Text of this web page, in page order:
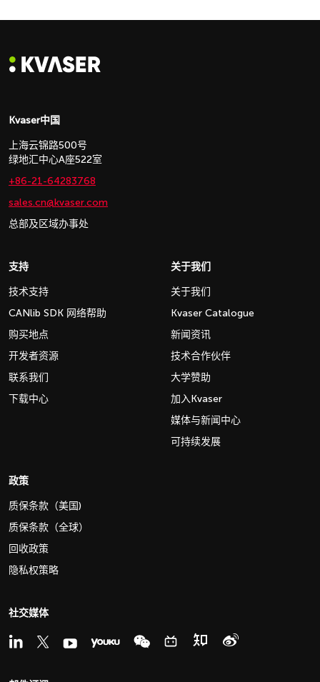
Kvaser中国
上海云锦路500号
绿地汇中心A座522室
+86-21-64283768
sales.cn@kvaser.com
总部及区域办事处
支持
技术支持
CANlib SDK 网络帮助
购买地点
开发者资源
联系我们
下载中心
关于我们
关于我们
Kvaser Catalogue
新闻资讯
技术合作伙伴
大学赞助
加入Kvaser
媒体与新闻中心
可持续发展
政策
质保条款（美国)
质保条款（全球）
回收政策
隐私权策略
社交媒体